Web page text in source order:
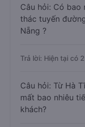
Câu hỏi: Có bao
thác tuyến
Nẵng ?
Trả lời: Hiện tại có
Câu hỏi: Từ Hà
mất bao nhiêu
khách?